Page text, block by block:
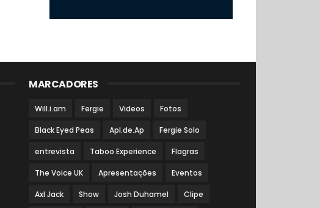
MARCADORES
Will.i.am Fergie Videos Fotos
Black Eyed Peas Apl.de.Ap Fergie Solo
entrevista Taboo Experience Flagras
The Voice UK Apresentações Eventos
Axl Jack Show Josh Duhamel Clipe